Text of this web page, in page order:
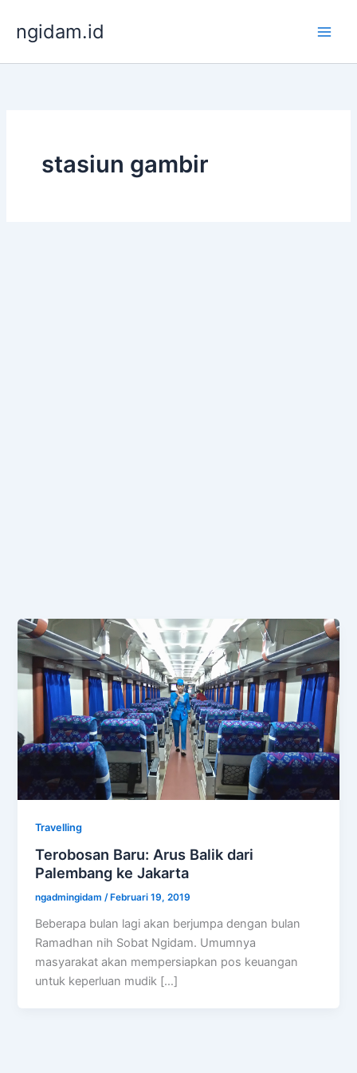
konten
ngidam.id
stasiun gambir
Travelling
Terobosan Baru: Arus Balik dari
Palembang ke Jakarta
ngadmingidam/ Februari 19, 2019
Beberapa bulan lagi akan berjumpa dengan bulan
Ramadhan nih Sobat Ngidam. Umumnya
masyarakat akan mempersiapkan pos keuangan
untuk keperluan mudik […]